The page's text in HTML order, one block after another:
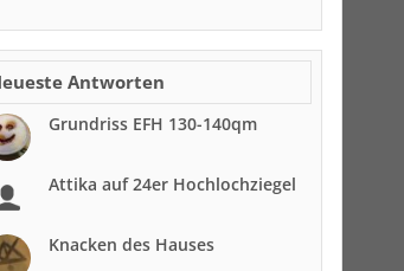
Antworten
Grundriss EFH 130-140qm
Attika auf 24er Hochlochziegel
Knacken des Hauses